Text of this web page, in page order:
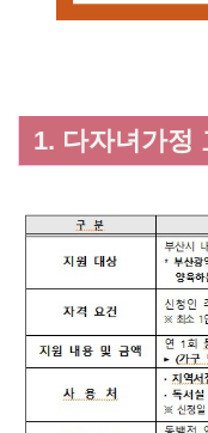
1. 다자녀가정